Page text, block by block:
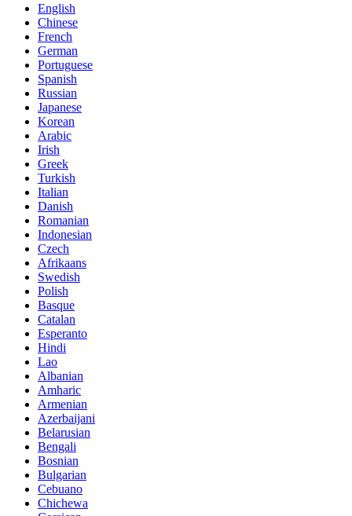
English
Chinese
French
German
Portuguese
Spanish
Russian
Japanese
Korean
Arabic
Irish
Greek
Turkish
Italian
Danish
Romanian
Indonesian
Czech
Afrikaans
Swedish
Polish
Basque
Catalan
Esperanto
Hindi
Lao
Albanian
Amharic
Armenian
Azerbaijani
Belarusian
Bengali
Bosnian
Bulgarian
Cebuano
Chichewa